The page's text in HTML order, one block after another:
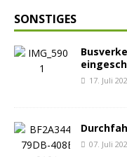
SONSTIGES
17. Juli
07. Juli